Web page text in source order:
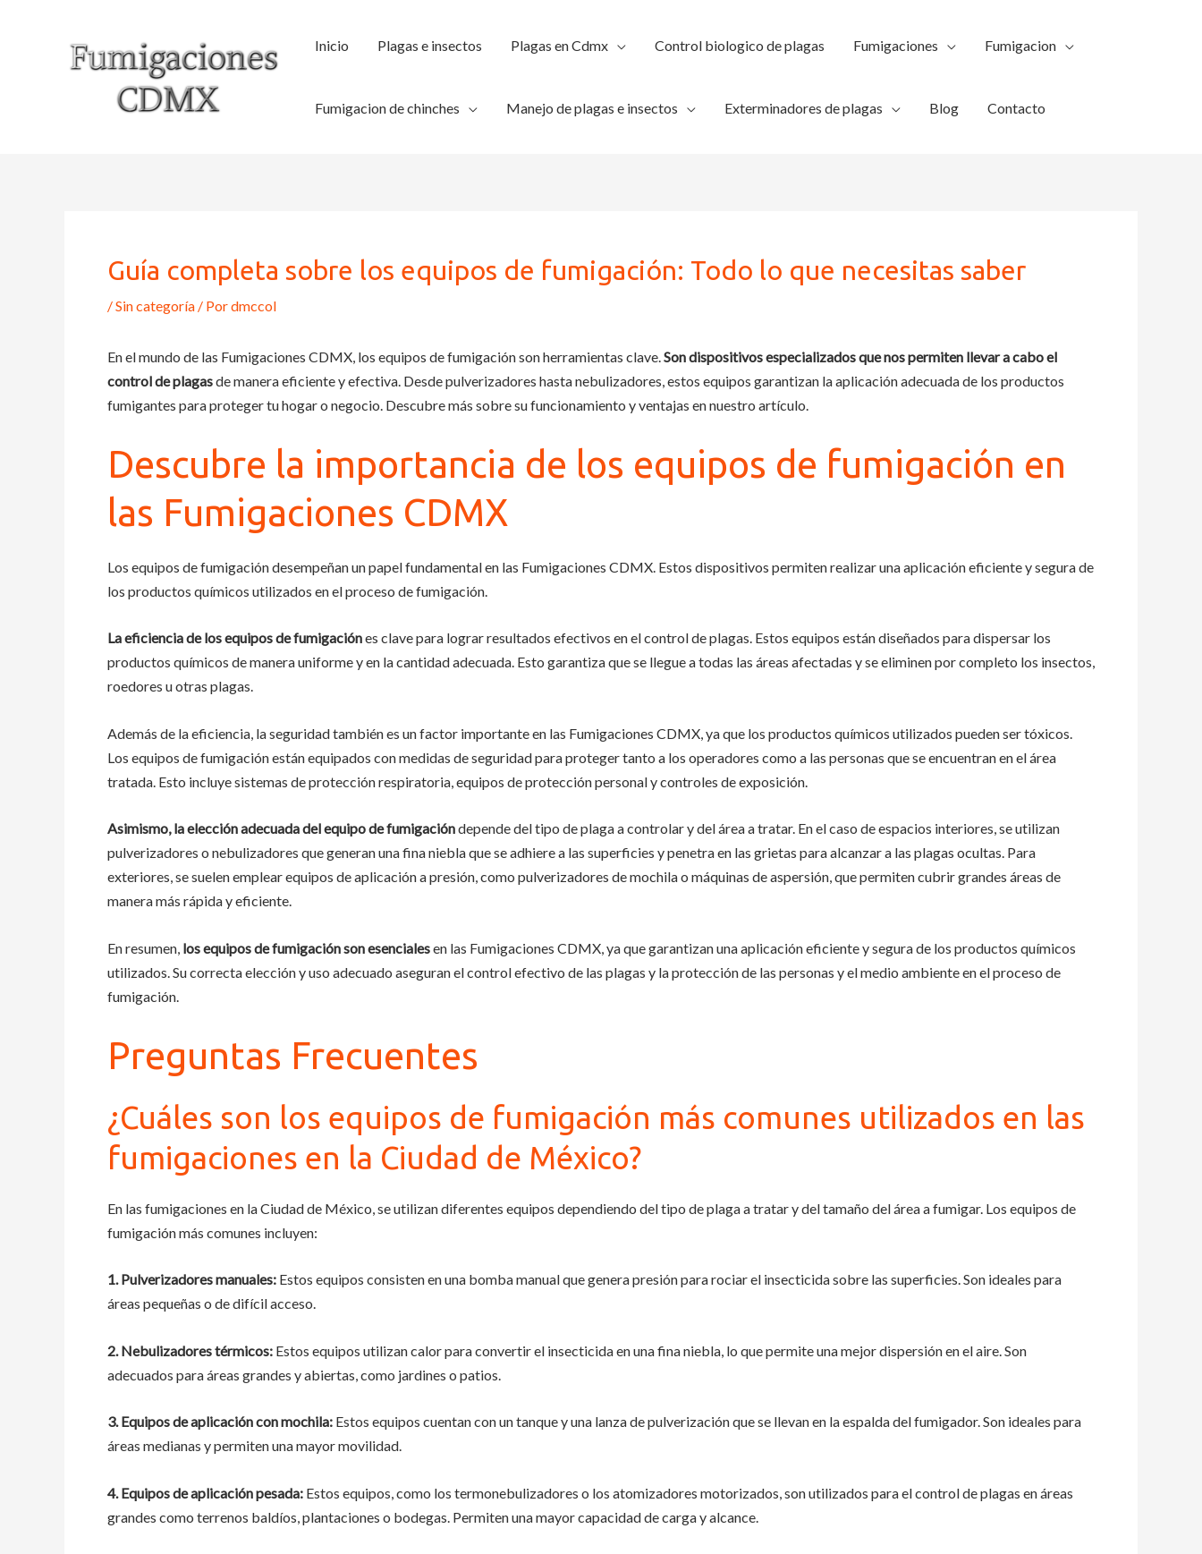
Inicio Plagas e insectos Plagas en Cdmx Control biologico de plagas Fumigaciones Fumigacion
Fumigacion de chinches Manejo de plagas e insectos Exterminadores de plagas Blog Contacto
Guía completa sobre los equipos de fumigación: Todo lo que necesitas saber
/Sin categoría / Pordmccol
En el mundo de las Fumigaciones CDMX, los equipos de fumigación son herramientas clave.Son dispositivos especializados que nos permiten llevar a cabo el
control de plagasde manera eficiente y efectiva. Desde pulverizadores hasta nebulizadores, estos equipos garantizan la aplicación adecuada de los productos
fumigantes para proteger tu hogar o negocio. Descubre más sobre su funcionamiento y ventajas en nuestro artículo.
Descubre la importancia de los equipos de fumigación en
las Fumigaciones CDMX
Los equipos de fumigación desempeñan un papel fundamental en las Fumigaciones CDMX. Estos dispositivos permiten realizar una aplicación eficiente y segura de
los productos químicos utilizados en el proceso de fumigación.
La eficiencia de los equipos de fumigaciónes clave para lograr resultados efectivos en el control de plagas. Estos equipos están diseñados para dispersar los
productos químicos de manera uniforme y en la cantidad adecuada. Esto garantiza que se llegue a todas las áreas afectadas y se eliminen por completo los insectos,
roedores u otras plagas.
Además de la eficiencia, la seguridad también es un factor importante en las Fumigaciones CDMX, ya que los productos químicos utilizados pueden ser tóxicos.
Los equipos de fumigación están equipados con medidas de seguridad para proteger tanto a los operadores como a las personas que se encuentran en el área
tratada. Esto incluye sistemas de protección respiratoria, equipos de protección personal y controles de exposición.
Asimismo, la elección adecuada del equipo de fumigacióndepende del tipo de plaga a controlar y del área a tratar. En el caso de espacios interiores, se utilizan
pulverizadores o nebulizadores que generan una fina niebla que se adhiere a las superficies y penetra en las grietas para alcanzar a las plagas ocultas. Para
exteriores, se suelen emplear equipos de aplicación a presión, como pulverizadores de mochila o máquinas de aspersión, que permiten cubrir grandes áreas de
manera más rápida y eficiente.
En resumen, los equipos de fumigación son esencialesen las Fumigaciones CDMX, ya que garantizan una aplicación eficiente y segura de los productos químicos
utilizados. Su correcta elección y uso adecuado aseguran el control efectivo de las plagas y la protección de las personas y el medio ambiente en el proceso de
fumigación.
Preguntas Frecuentes
¿Cuáles son los equipos de fumigación más comunes utilizados en las
fumigaciones en la Ciudad de México?
En las fumigaciones en la Ciudad de México, se utilizan diferentes equipos dependiendo del tipo de plaga a tratar y del tamaño del área a fumigar. Los equipos de
fumigación más comunes incluyen:
1. Pulverizadores manuales: Estos equipos consisten en una bomba manual que genera presión para rociar el insecticida sobre las superficies. Son ideales para
áreas pequeñas o de difícil acceso.
2. Nebulizadores térmicos: Estos equipos utilizan calor para convertir el insecticida en una fina niebla, lo que permite una mejor dispersión en el aire. Son
adecuados para áreas grandes y abiertas, como jardines o patios.
3. Equipos de aplicación con mochila: Estos equipos cuentan con un tanque y una lanza de pulverización que se llevan en la espalda del fumigador. Son ideales para
áreas medianas y permiten una mayor movilidad.
4. Equipos de aplicación pesada: Estos equipos, como los termonebulizadores o los atomizadores motorizados, son utilizados para el control de plagas en áreas
grandes como terrenos baldíos, plantaciones o bodegas. Permiten una mayor capacidad de carga y alcance.